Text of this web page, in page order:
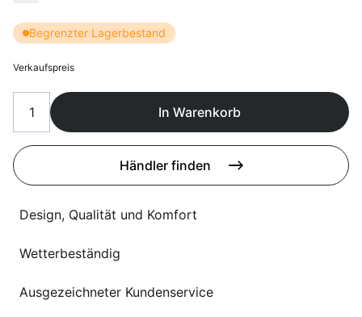
Begrenzter Lagerbestand
Verkaufspreis
In Warenkorb
Händler finden
Design, Qualität und Komfort
Wetterbeständig
Ausgezeichneter Kundenservice